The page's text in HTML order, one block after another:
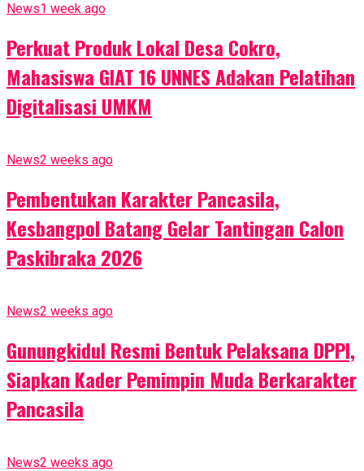
News1 week ago
Perkuat Produk Lokal Desa Cokro,
Mahasiswa GIAT 16 UNNES Adakan Pelatihan
Digitalisasi UMKM
News2 weeks ago
Pembentukan Karakter Pancasila,
Kesbangpol Batang Gelar Tantingan Calon
Paskibraka 2026
News2 weeks ago
Gunungkidul Resmi Bentuk Pelaksana DPPI,
Siapkan Kader Pemimpin Muda Berkarakter
Pancasila
News2 weeks ago